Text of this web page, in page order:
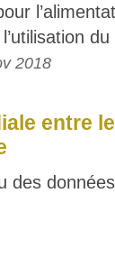
du
2018
entre le
des données